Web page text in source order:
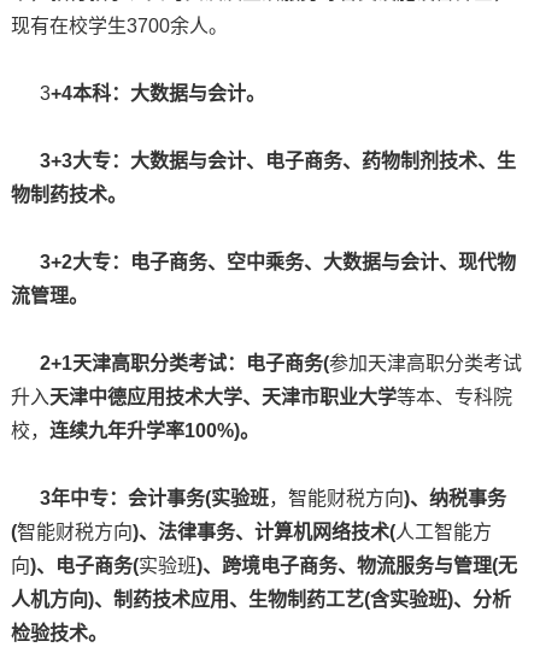
现有在校学生3700余人。
3+4本科：大数据与会计。
3+3大专：大数据与会计、电子商务、药物制剂技术、生
物制药技术。
3+2大专：电子商务、空中乘务、大数据与会计、现代物
流管理。
2+1天津高职分类考试：电子商务(参加天津高职分类考试
升入天津中德应用技术大学、天津市职业大学等本、专科院
校， 连续九年升学率100%)。
3年中专：会计事务(实验班，智能财税方向)、纳税事务
(智能财税方向)、法律事务、计算机网络技术(人工智能方
向)、电子商务(实验班)、跨境电子商务、物流服务与管理(无
人机方向)、制药技术应用、生物制药工艺(含实验班)、分析
检验技术。